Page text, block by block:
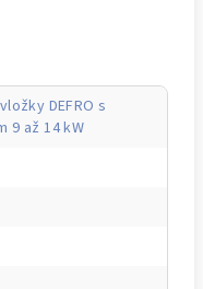
DEFRO s
9 až 14 kW